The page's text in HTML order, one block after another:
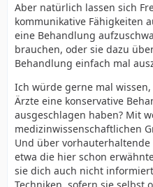
Aber natürlich lassen sich
kommunikative Fähigkeiten
eine Behandlung
brauchen, oder sie dazu
Behandlung einfach mal
Ich würde gerne mal
Ärzte eine konservative
ausgeschlagen haben? Mit
medizinwissenschaftlichen
Und über
etwa die hier schon
sie dich auch nicht